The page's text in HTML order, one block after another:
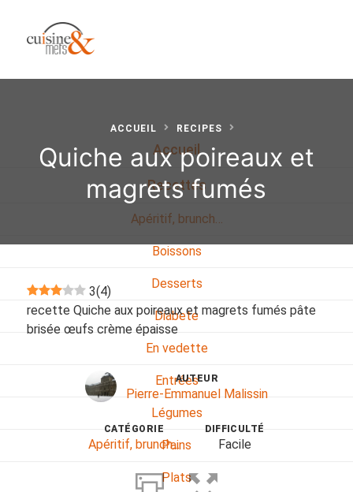
Accueil
Recettes
Apéritif, brunch…
Boissons
Desserts
Diabete
En vedette
Entrées
Légumes
Pains
Plats
ACCUEIL RECIPES
Quiche aux poireaux et
magrets fumés
3(4)
recette Quiche aux poireaux et magrets fumés pâte
brisée œufs crème épaisse
AUTEUR
Pierre-Emmanuel Malissin
CATÉGORIE
Apéritif, brunch...
DIFFICULTÉ
Facile